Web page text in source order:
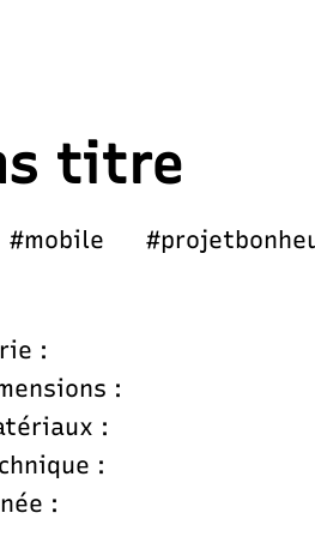
titre
#mobile
:
:
:
:
: